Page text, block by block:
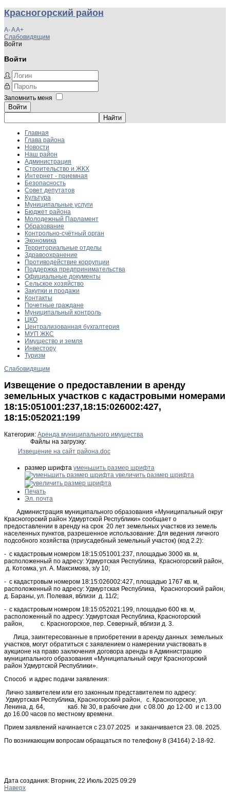
Красногорский район
A-AA+
Слабовидящим
Войти
Войти
Запомнить меня
Войти
Главная
Глава района
Новости
Наш район
Администрация
Строительство и ЖКХ
Интернет - приемная
Безопасность
Совет депутатов
Культура
Муниципальные услуги
Бюджет района
Молодежный Парламент
Образование
Контрольно-счётный орган
Экономика
Территориальные отделы
Здравоохранение
Противодействие коррупции
Поддержка предпринимательства
Официальные документы
Сельское хозяйство
Закупки и продажи
Контакты
Почетные граждане
Муниципальный контроль
ЦКО
Централизованная бухгалтерия
МУП ЖКС
Имущество и земля
Инвестору
Туризм
Слабовидящим
Извещение о предоставлении в аренду
земельных участков с кадастровыми номерами
18:15:051001:237,18:15:026002:427,
18:15:052021:199
Категория: Аренда муниципального имущества
Файлы на загрузку:
Извещение на сайт района.doc
размер шрифта уменьшить размер шрифта
увеличить размер шрифта
Печать
Эл. почта
Администрация муниципального образования «Муниципальный округ
Красногорский район Удмуртской Республики» сообщает о
предоставлении в аренду на срок 20 лет земельных участков из земель
населенных пунктов, разрешенное использование: Для ведения личного
подсобного хозяйства (приусадебный земельный участок) (код 2.2):
- с кадастровым номером 18:15:051001:237, площадью 3000 кв. м,
расположенный по адресу: Удмуртская Республика, Красногорский район,
д. Котомка, ул. А. Максимова, з/у 10;
- с кадастровым номером 18:15:026002:427, площадью 1767 кв. м,
расположенный по адресу: Удмуртская Республика, Красногорский район,
д. Бараны, ул. Полевая, вблизи д. 11/2;
- с кадастровым номером 18:15:052021:199, площадью 600 кв. м,
расположенный по адресу: Удмуртская Республика, Красногорский
район, с. Красногорское, пер. Северный, вблизи д. 3.
Лица, заинтересованные в приобретении в аренду данных земельных
участков, могут обратиться с заявлением о намерении участвовать в
аукционе на право заключения договора аренды в Администрацию
муниципального образования «Муниципальный округ Красногорский
район Удмуртской Республики».
Способ и адрес подачи заявления:
Лично заявителем или его законным представителем по адресу:
Удмуртская Республика, Красногорский район, с. Красногорское, ул.
Ленина, д. 64, каб. № 30, в рабочие дни с 08.00 до 12-00 и с 13.00
до 16.00 часов по местному времени.
Прием заявлений начинается с 23.07.2025 и заканчивается 23. 08. 2025.
По возникающим вопросам обращаться по телефону 8 (34164) 2-18-92.
Дата создания: Вторник, 22 Июль 2025 09:29
Наверх